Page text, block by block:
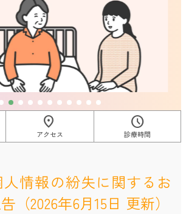
location_on
アクセス
schedule
診療時間
人情報の紛失に関するお
（2026年6月15日 更新）